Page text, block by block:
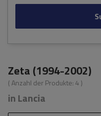
Zeta (1994-2002)
( Anzahl der Produkte:4 )
in Lancia